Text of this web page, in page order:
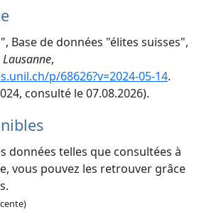
Base de données "élites suisses",
,
p/68626?v=2024-05-14.
consulté le 07.08.2026).
données telles que consultées à
vous pouvez les retrouver grâce